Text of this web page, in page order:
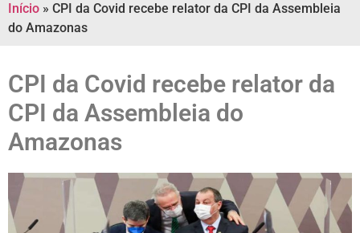
Início » CPI da Covid recebe relator da CPI da Assembleia
do Amazonas
CPI da Covid recebe relator da
CPI da Assembleia do
Amazonas